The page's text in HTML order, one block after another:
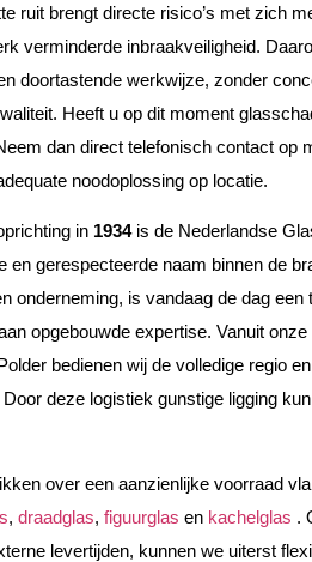
ruit brengt directe risico’s met zich
verminderde inbraakveiligheid.
doortastende werkwijze, zonder
Heeft u op dit moment
dan direct telefonisch contact op
noodoplossing op locatie.
in 1934is de Nederlandse
en gerespecteerde naam binnen de
onderneming, is vandaag de dag
opgebouwde expertise. Vanuit
bedienen wij de volledige regio
Door deze logistiek gunstige ligging
over een aanzienlijke voorraad
, draadglas, figuurglas en kachelglas .
levertijden, kunnen we uiterst